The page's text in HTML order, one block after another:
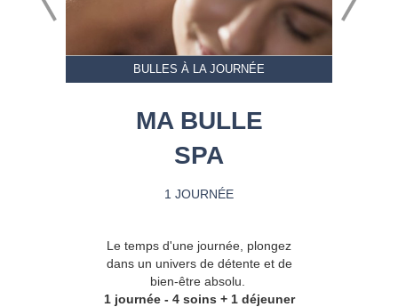
BULLES À LA JOURNÉE
MA BULLE
SPA
1 JOURNÉE
Le temps d'une journée, plongez
dans un univers de détente et de
bien-être absolu.
1 journée - 4 soins + 1 déjeuner